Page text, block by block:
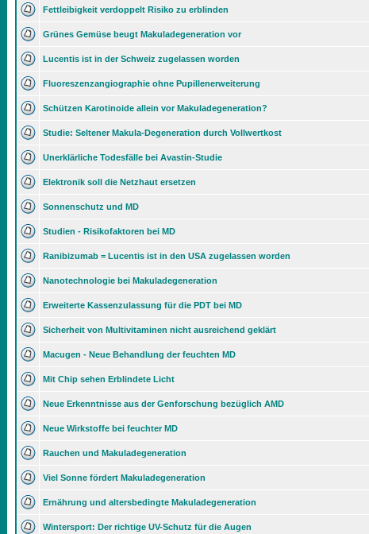
Fettleibigkeit verdoppelt Risiko zu erblinden
Grünes Gemüse beugt Makuladegeneration vor
Lucentis ist in der Schweiz zugelassen worden
Fluoreszenzangiographie ohne Pupillenerweiterung
Schützen Karotinoide allein vor Makuladegeneration?
Studie: Seltener Makula-Degeneration durch Vollwertkost
Unerklärliche Todesfälle bei Avastin-Studie
Elektronik soll die Netzhaut ersetzen
Sonnenschutz und MD
Studien - Risikofaktoren bei MD
Ranibizumab = Lucentis ist in den USA zugelassen worden
Nanotechnologie bei Makuladegeneration
Erweiterte Kassenzulassung für die PDT bei MD
Sicherheit von Multivitaminen nicht ausreichend geklärt
Macugen - Neue Behandlung der feuchten MD
Mit Chip sehen Erblindete Licht
Neue Erkenntnisse aus der Genforschung bezüglich AMD
Neue Wirkstoffe bei feuchter MD
Rauchen und Makuladegeneration
Viel Sonne fördert Makuladegeneration
Ernährung und altersbedingte Makuladegeneration
Wintersport: Der richtige UV-Schutz für die Augen